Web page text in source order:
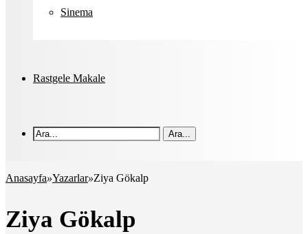
Sinema
Rastgele Makale
Ara...
Anasayfa»Yazarlar»Ziya Gökalp
Ziya Gökalp